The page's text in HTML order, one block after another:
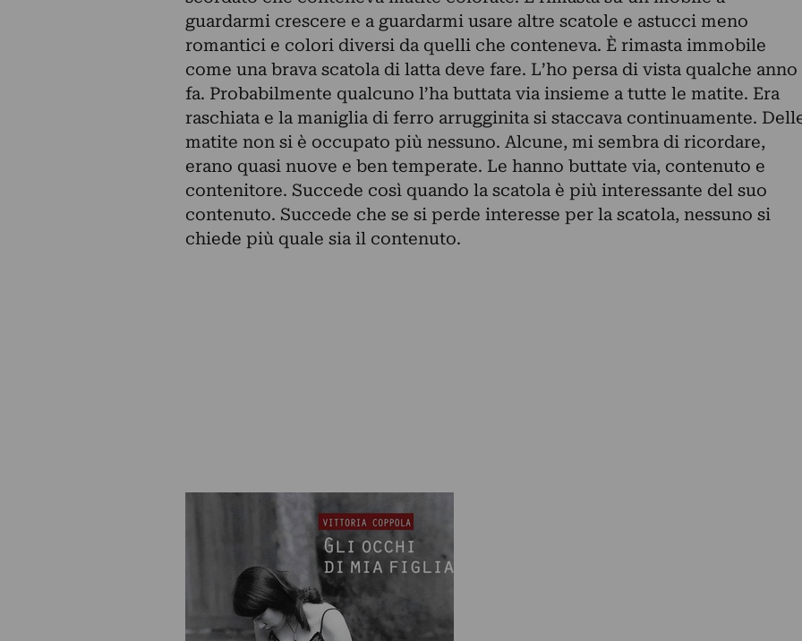
guardarmi crescere e a guardarmi usare altre scatole e astucci meno
romantici e colori diversi da quelli che conteneva. È rimasta immobile
come una brava scatola di latta deve fare. L’ho persa di vista qualche anno
fa. Probabilmente qualcuno l’ha buttata via insieme a tutte le matite. Era
raschiata e la maniglia di ferro arrugginita si staccava continuamente.
matite non si è occupato più nessuno. Alcune, mi sembra di ricordare,
erano quasi nuove e ben temperate. Le hanno buttate via, contenuto e
contenitore. Succede così quando la scatola è più interessante del suo
contenuto. Succede che se si perde interesse per la scatola, nessuno si
chiede più quale sia il contenuto.